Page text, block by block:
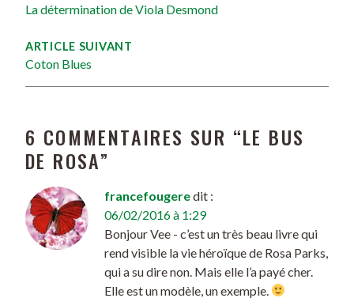
La détermination de Viola Desmond
ARTICLE SUIVANT
Coton Blues
6 COMMENTAIRES SUR “LE BUS
DE ROSA”
francefougeredit :
06/02/2016 à 1:29
Bonjour Vee - c’est un très beau livre qui
rend visible la vie héroïque de Rosa Parks,
qui a su dire non. Mais elle l’a payé cher.
Elle est un modèle, un exemple.